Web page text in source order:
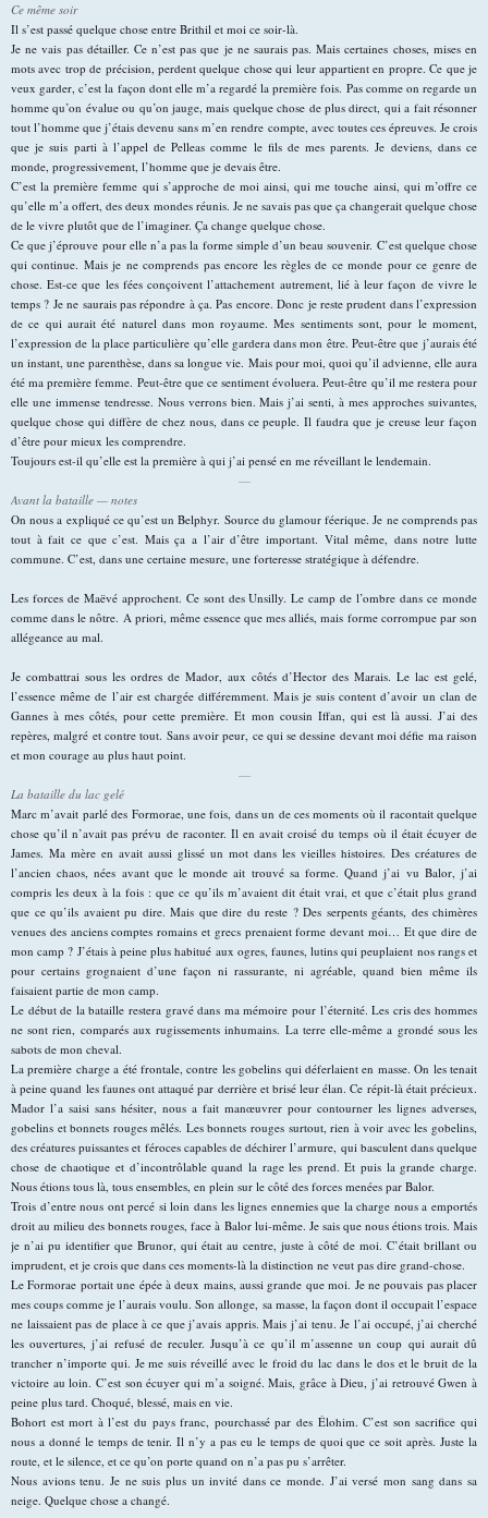
Ce même soir
Il s’est passé quelque chose entre Brithil et moi ce soir-là.
Je ne vais pas détailler. Ce n’est pas que je ne saurais pas. Mais certaines choses, mises en
mots avec trop de précision, perdent quelque chose qui leur appartient en propre. Ce que je
veux garder, c’est la façon dont elle m’a regardé la première fois. Pas comme on regarde un
homme qu’on évalue ou qu’on jauge, mais quelque chose de plus direct, qui a fait résonner
tout l’homme que j’étais devenu sans m’en rendre compte, avec toutes ces épreuves. Je crois
que je suis parti à l’appel de Pelleas comme le fils de mes parents. Je deviens, dans ce
monde, progressivement, l’homme que je devais être.
C’est la première femme qui s’approche de moi ainsi, qui me touche ainsi, qui m’offre ce
qu’elle m’a offert, des deux mondes réunis. Je ne savais pas que ça changerait quelque chose
de le vivre plutôt que de l’imaginer. Ça change quelque chose.
Ce que j’éprouve pour elle n’a pas la forme simple d’un beau souvenir. C’est quelque chose
qui continue. Mais je ne comprends pas encore les règles de ce monde pour ce genre de
chose. Est-ce que les fées conçoivent l’attachement autrement, lié à leur façon de vivre le
temps ? Je ne saurais pas répondre à ça. Pas encore. Donc je reste prudent dans l’expression
de ce qui aurait été naturel dans mon royaume. Mes sentiments sont, pour le moment,
l’expression de la place particulière qu’elle gardera dans mon être. Peut-être que j’aurais été
un instant, une parenthèse, dans sa longue vie. Mais pour moi, quoi qu’il advienne, elle aura
été ma première femme. Peut-être que ce sentiment évoluera. Peut-être qu’il me restera pour
elle une immense tendresse. Nous verrons bien. Mais j’ai senti, à mes approches suivantes,
quelque chose qui diffère de chez nous, dans ce peuple. Il faudra que je creuse leur façon
d’être pour mieux les comprendre.
Toujours est-il qu’elle est la première à qui j’ai pensé en me réveillant le lendemain.
—
Avant la bataille — notes
On nous a expliqué ce qu’est un Belphyr. Source du glamour féerique. Je ne comprends pas
tout à fait ce que c’est. Mais ça a l’air d’être important. Vital même, dans notre lutte
commune. C’est, dans une certaine mesure, une forteresse stratégique à défendre.
Les forces de Maëvé approchent. Ce sont des Unsilly. Le camp de l’ombre dans ce monde
comme dans le nôtre. A priori, même essence que mes alliés, mais forme corrompue par son
allégeance au mal.
Je combattrai sous les ordres de Mador, aux côtés d’Hector des Marais. Le lac est gelé,
l’essence même de l’air est chargée différemment. Mais je suis content d’avoir un clan de
Gannes à mes côtés, pour cette première. Et mon cousin Iffan, qui est là aussi. J’ai des
repères, malgré et contre tout. Sans avoir peur, ce qui se dessine devant moi défie ma raison
et mon courage au plus haut point.
—
La bataille du lac gelé
Marc m’avait parlé des Formorae, une fois, dans un de ces moments où il racontait quelque
chose qu’il n’avait pas prévu de raconter. Il en avait croisé du temps où il était écuyer de
James. Ma mère en avait aussi glissé un mot dans les vieilles histoires. Des créatures de
l’ancien chaos, nées avant que le monde ait trouvé sa forme. Quand j’ai vu Balor, j’ai
compris les deux à la fois : que ce qu’ils m’avaient dit était vrai, et que c’était plus grand
que ce qu’ils avaient pu dire. Mais que dire du reste ? Des serpents géants, des chimères
venues des anciens comptes romains et grecs prenaient forme devant moi… Et que dire de
mon camp ? J’étais à peine plus habitué aux ogres, faunes, lutins qui peuplaient nos rangs et
pour certains grognaient d’une façon ni rassurante, ni agréable, quand bien même ils
faisaient partie de mon camp.
Le début de la bataille restera gravé dans ma mémoire pour l’éternité. Les cris des hommes
ne sont rien, comparés aux rugissements inhumains. La terre elle-même a grondé sous les
sabots de mon cheval.
La première charge a été frontale, contre les gobelins qui déferlaient en masse. On les tenait
à peine quand les faunes ont attaqué par derrière et brisé leur élan. Ce répit-là était précieux.
Mador l’a saisi sans hésiter, nous a fait manœuvrer pour contourner les lignes adverses,
gobelins et bonnets rouges mêlés. Les bonnets rouges surtout, rien à voir avec les gobelins,
des créatures puissantes et féroces capables de déchirer l’armure, qui basculent dans quelque
chose de chaotique et d’incontrôlable quand la rage les prend. Et puis la grande charge.
Nous étions tous là, tous ensembles, en plein sur le côté des forces menées par Balor.
Trois d’entre nous ont percé si loin dans les lignes ennemies que la charge nous a emportés
droit au milieu des bonnets rouges, face à Balor lui-même. Je sais que nous étions trois. Mais
je n’ai pu identifier que Brunor, qui était au centre, juste à côté de moi. C’était brillant ou
imprudent, et je crois que dans ces moments-là la distinction ne veut pas dire grand-chose.
Le Formorae portait une épée à deux mains, aussi grande que moi. Je ne pouvais pas placer
mes coups comme je l’aurais voulu. Son allonge, sa masse, la façon dont il occupait l’espace
ne laissaient pas de place à ce que j’avais appris. Mais j’ai tenu. Je l’ai occupé, j’ai cherché
les ouvertures, j’ai refusé de reculer. Jusqu’à ce qu’il m’assenne un coup qui aurait dû
trancher n’importe qui. Je me suis réveillé avec le froid du lac dans le dos et le bruit de la
victoire au loin. C’est son écuyer qui m’a soigné. Mais, grâce à Dieu, j’ai retrouvé Gwen à
peine plus tard. Choqué, blessé, mais en vie.
Bohort est mort à l’est du pays franc, pourchassé par des Élohim. C’est son sacrifice qui
nous a donné le temps de tenir. Il n’y a pas eu le temps de quoi que ce soit après. Juste la
route, et le silence, et ce qu’on porte quand on n’a pas pu s’arrêter.
Nous avions tenu. Je ne suis plus un invité dans ce monde. J’ai versé mon sang dans sa
neige. Quelque chose a changé.